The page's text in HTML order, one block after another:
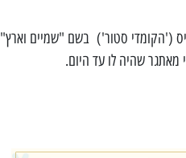
('הקומדי סטור') בשם "שמיים וארץ"
שהיה לו עד היום.